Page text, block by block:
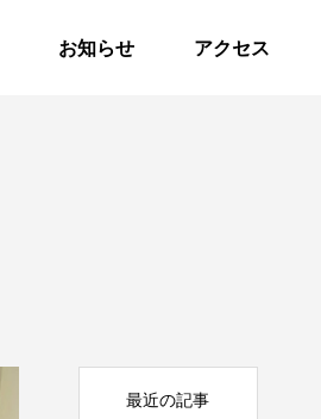
お知らせ アクセス
最近の記事